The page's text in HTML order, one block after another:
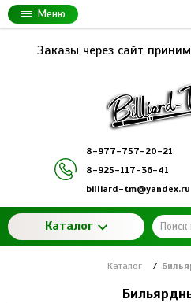
Меню
Заказы через сайт
8-977-757-20-21
8-925-117-36-41
billiard-tm@yandex.ru
Каталог
Каталог /